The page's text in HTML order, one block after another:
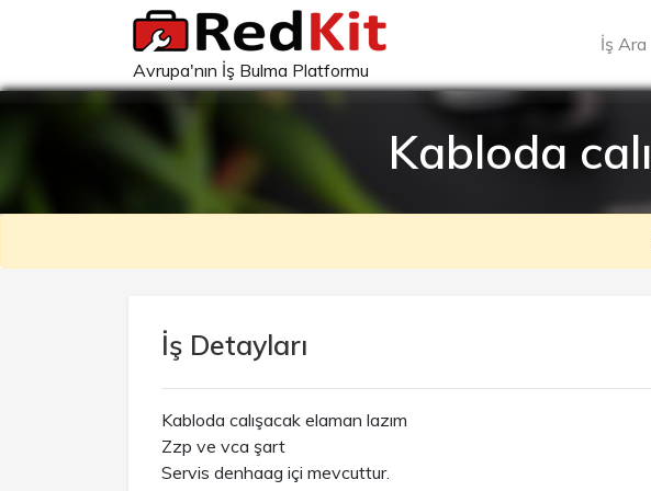
Avrupa'nın İş Bulma Platformu
İş Ara
Kabloda
İş Detayları
Kabloda calışacak elaman lazım
Zzp ve vca şart
Servis denhaag içi mevcuttur.